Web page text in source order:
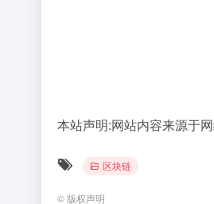
本站声明:网站内容来源于
区块链
© 版权声明